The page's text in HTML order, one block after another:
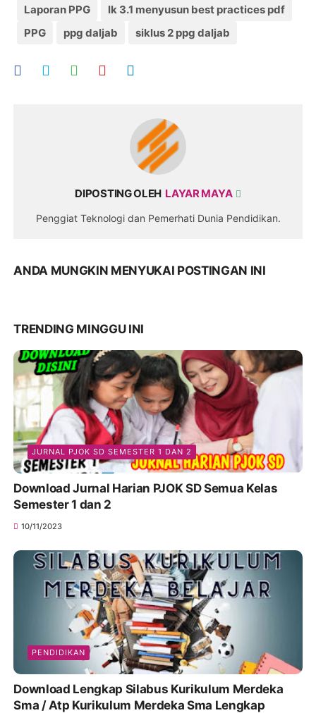
Laporan PPG
lk 3.1 menyusun best practices pdf
PPG
ppg daljab siklus 2 ppg daljab
DIPOSTING OLEH LAYAR MAYA
Penggiat Teknologi dan Pemerhati Dunia Pendidikan.
ANDA MUNGKIN MENYUKAI POSTINGAN INI
TRENDING MINGGU INI
JURNAL PJOK SD SEMESTER 1 DAN 2
Download Jurnal Harian PJOK SD Semua Kelas
Semester 1 dan 2
10/11/2023
PENDIDIKAN
Download Lengkap Silabus Kurikulum Merdeka
Sma / Atp Kurikulum Merdeka Sma Lengkap